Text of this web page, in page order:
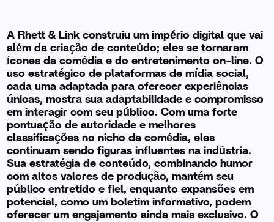
A Rhett & Link construiu um império digital que vai
além da criação de conteúdo; eles se tornaram
ícones da comédia e do entretenimento on-line. O
uso estratégico de plataformas de mídia social,
cada uma adaptada para oferecer experiências
únicas, mostra sua adaptabilidade e compromisso
em interagir com seu público. Com uma forte
pontuação de autoridade e melhores
classificações no nicho da comédia, eles
continuam sendo figuras influentes na indústria.
Sua estratégia de conteúdo, combinando humor
com altos valores de produção, mantém seu
público entretido e fiel, enquanto expansões em
potencial, como um boletim informativo, podem
oferecer um engajamento ainda mais exclusivo. O